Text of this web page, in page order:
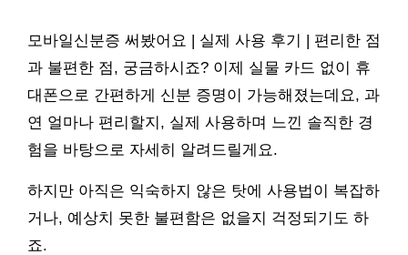
모바일신분증 써봤어요 | 실제 사용 후기 | 편리한 점
과 불편한 점, 궁금하시죠? 이제 실물 카드 없이 휴
대폰으로 간편하게 신분 증명이 가능해졌는데요, 과
연 얼마나 편리할지, 실제 사용하며 느낀 솔직한 경
험을 바탕으로 자세히 알려드릴게요.
하지만 아직은 익숙하지 않은 탓에 사용법이 복잡하
거나, 예상치 못한 불편함은 없을지 걱정되기도 하
죠.